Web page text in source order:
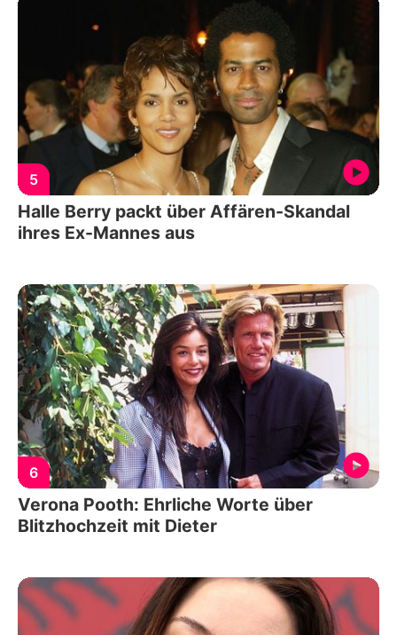
5
Halle Berry packt über Affären-Skandal
ihres Ex-Mannes aus
6
Verona Pooth: Ehrliche Worte über
Blitzhochzeit mit Dieter